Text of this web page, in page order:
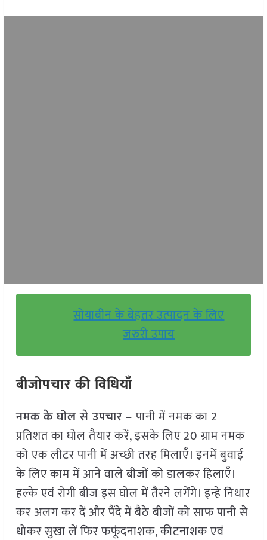
सोयाबीन के बेहतर उत्पादन के लिए
जरुरी उपाय
बीजोपचार की विधियाँ
नमक के घोल से उपचार –पानी में नमक का 2
प्रतिशत का घोल तैयार करें, इसके लिए 20 ग्राम नमक
को एक लीटर पानी में अच्छी तरह मिलाएँ। इनमें बुवाई
के लिए काम में आने वाले बीजों को डालकर हिलाएँ।
हल्के एवं रोगी बीज इस घोल में तैरने लगेंगे। इन्हे निथार
कर अलग कर दें और पैंदे में बैठे बीजों को साफ पानी से
धोकर सुखा लें फिर फफूंदनाशक, कीटनाशक एवं